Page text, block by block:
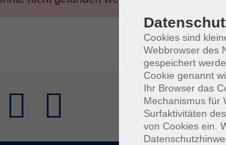
Cookies sind
Webbrowser des
gespeichert
Cookie genannt
Ihr Browser das
Mechanismus für
Surfaktivitäten
von Cookies ein.